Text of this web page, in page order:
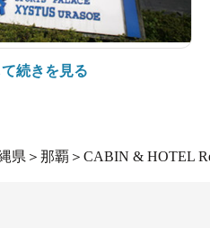
続きを見る
県 ＞ 那覇 ＞ CABIN & HOTEL